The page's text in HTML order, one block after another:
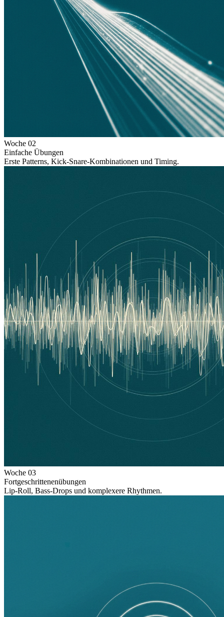
Woche 02
Einfache Übungen
Erste Patterns, Kick-Snare-Kombinationen und Timing.
Woche 03
Fortgeschrittenenübungen
Lip-Roll, Bass-Drops und komplexere Rhythmen.